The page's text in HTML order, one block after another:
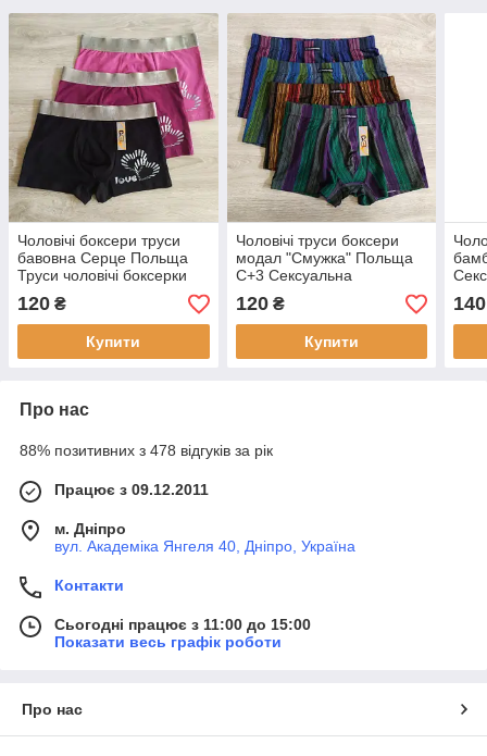
Чоловічі боксери труси
бавовна Серце Польща
Труси чоловічі боксерки
120 ₴
Купити
Чоловічі труси боксери
модал "Смужка" Польща
C+3 Сексуальна
120₴
Купити
140
Про нас
88% позитивних з 478 відгуків за рік
Працює з 09.12.2011
м. Дніпро
вул. Академіка Янгеля 40, Дніпро, Україна
Контакти
Сьогодні працює з 11:00 до 15:00
Показати весь графік роботи
Про нас